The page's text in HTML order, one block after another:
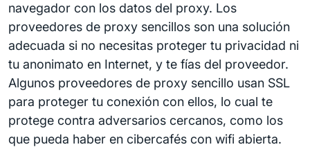
navegador con los datos del proxy. Los
proveedores de proxy sencillos son una solución
adecuada si no necesitas proteger tu privacidad ni
tu anonimato en Internet, y te fías del proveedor.
Algunos proveedores de proxy sencillo usan SSL
para proteger tu conexión con ellos, lo cual te
protege contra adversarios cercanos, como los
que pueda haber en cibercafés con wifi abierta.